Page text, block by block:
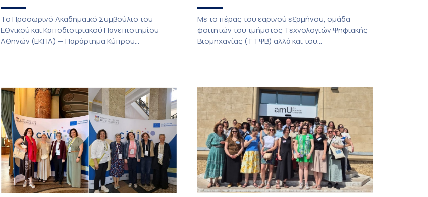
Το Προσωρινό Ακαδημαϊκό Συμβούλιο του
Εθνικού και Καποδιστριακού Πανεπιστημίου
Αθηνών (ΕΚΠΑ) — Παράρτημα Κύπρου
εκδήλωσης ενδιαφέροντος για την φοίτηση σε
Προγράμματα Σπουδών, Τμημάτων του
Πανεπιστημίου μας στο Παράρτημα Κύπρου για
το ακαδημαϊκό έτος 2026-2027, έως τη Δευτέρα
31 Αυγούστου 2026. […]
Με το πέρας του εαρινού εξαμήνου, ομάδα
φοιτητών του τμήματος Τεχνολογιών Ψηφιακής
Βιομηχανίας (ΤΤΨΒ) αλλά και του
λειτουργεί πλέον στο Συγκρότημα Ευρίπου και
εντάσσεται στο παγκόσμιο δίκτυο SatNOGS. Η
ιδέα προέκυψε έπειτα από την επίσκεψη
φοιτητών του ΤΤΨΒ στο Open Source […]